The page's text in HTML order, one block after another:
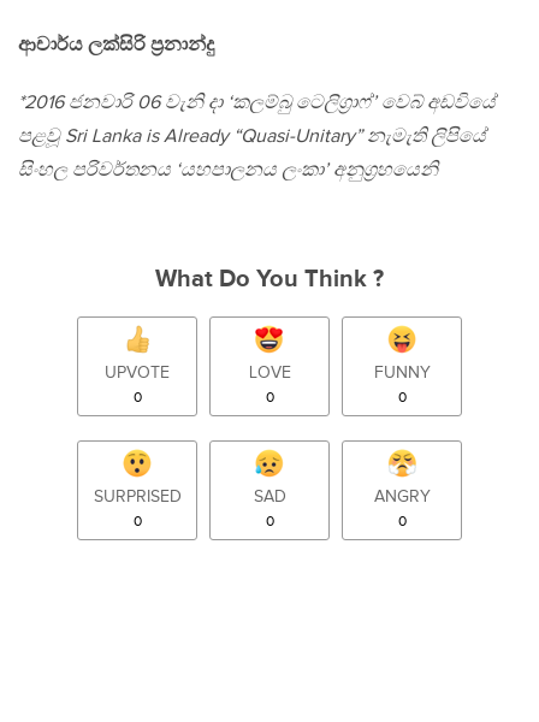
ආචාර්ය ලක්සිරි ප‍්‍රනාන්දු
*2016 ජනවාරි 06 වැනි දා ‘කලම්බු ටෙලිග‍්‍රාෆ්’ වෙබ් අඩවියේ
පළවූ Sri Lanka is Already “Quasi-Unitary” නැමැති ලිපියේ
සිංහල පරිවර්තනය ‘යහපාලනය ලංකා’ අනුග‍්‍රහයෙනි
What Do You Think ?
UPVOTE
0
LOVE
0
FUNNY
0
SURPRISED
0
SAD
0
ANGRY
0